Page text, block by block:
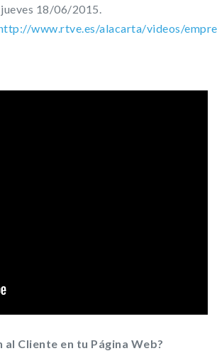
18/06/2015.
www.rtve.es/alacarta/videos/
Cliente en tu Página Web?